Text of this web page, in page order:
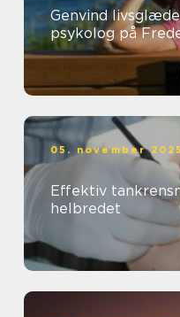
Genvind
psykolog på
05. november 2025
Effektiv
helbredet